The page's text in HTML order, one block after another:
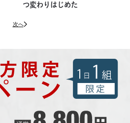
つ変わりはじめた
次へ